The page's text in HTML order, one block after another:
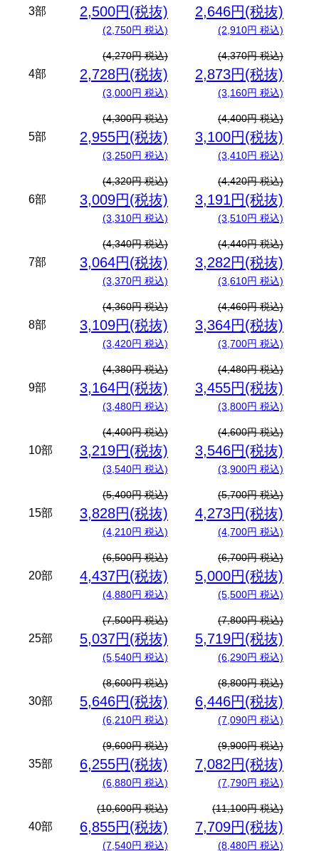
3部 2,500円(税抜)
(2,750円 税込)
2,646円(税抜)
(2,910円 税込)
4部
(4,270円 税込)
2,728円(税抜)
(3,000円 税込)
(4,370円 税込)
2,873円(税抜)
(3,160円 税込)
5部
(4,300円 税込)
2,955円(税抜)
(3,250円 税込)
(4,400円 税込)
3,100円(税抜)
(3,410円 税込)
6部
(4,320円 税込)
3,009円(税抜)
(3,310円 税込)
(4,420円 税込)
3,191円(税抜)
(3,510円 税込)
7部
(4,340円 税込)
3,064円(税抜)
(3,370円 税込)
(4,440円 税込)
3,282円(税抜)
(3,610円 税込)
8部
(4,360円 税込)
3,109円(税抜)
(3,420円 税込)
(4,460円 税込)
3,364円(税抜)
(3,700円 税込)
9部
(4,380円 税込)
3,164円(税抜)
(3,480円 税込)
(4,480円 税込)
3,455円(税抜)
(3,800円 税込)
10部
(4,400円 税込)
3,219円(税抜)
(3,540円 税込)
(4,600円 税込)
3,546円(税抜)
(3,900円 税込)
15部
(5,400円 税込)
3,828円(税抜)
(4,210円 税込)
(5,700円 税込)
4,273円(税抜)
(4,700円 税込)
20部
(6,500円 税込)
4,437円(税抜)
(4,880円 税込)
(6,700円 税込)
5,000円(税抜)
(5,500円 税込)
25部
(7,500円 税込)
5,037円(税抜)
(5,540円 税込)
(7,800円 税込)
5,719円(税抜)
(6,290円 税込)
30部
(8,600円 税込)
5,646円(税抜)
(6,210円 税込)
(8,800円 税込)
6,446円(税抜)
(7,090円 税込)
35部
(9,600円 税込)
6,255円(税抜)
(6,880円 税込)
(9,900円 税込)
7,082円(税抜)
(7,790円 税込)
40部
(10,600円 税込)
6,855円(税抜)
(7,540円 税込)
(11,100円 税込)
7,709円(税抜)
(8,480円 税込)